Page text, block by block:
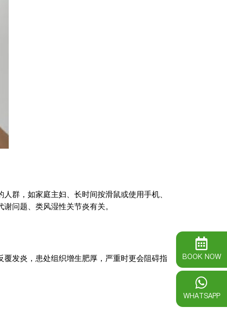
群，如家庭主妇、长时间按滑鼠或使用手机、
问题、类风湿性关节炎有关。
发炎，患处组织增生肥厚，严重时更会阻碍指
BOOK NOW
WHATSAPP